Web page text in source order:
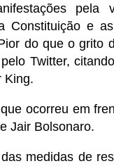
Constituição e
do que o grito
Twitter,
King.
ocorreu em
Jair Bolsonaro.
medidas de